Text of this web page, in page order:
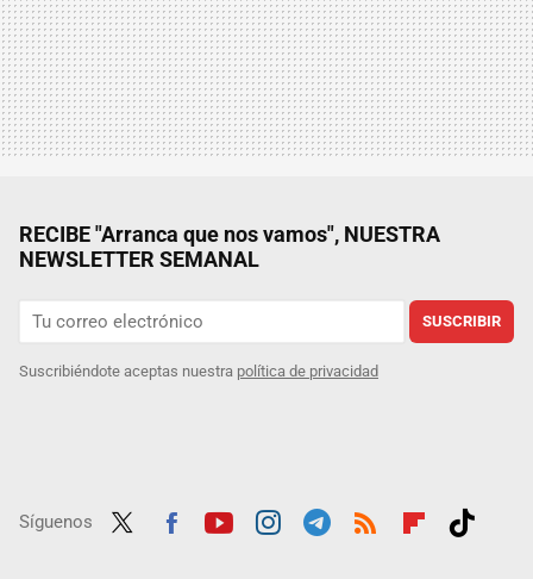
RECIBE "Arranca que nos vamos", NUESTRA
NEWSLETTER SEMANAL
SUSCRIBIR
Suscribiéndote aceptas nuestra política de privacidad
Síguenos